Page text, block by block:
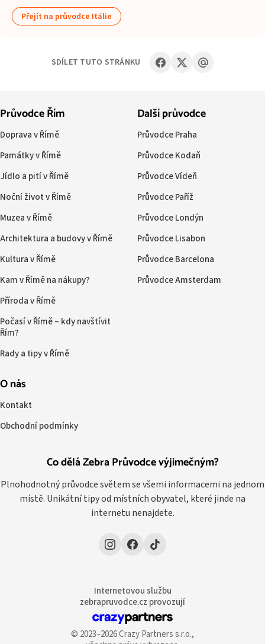
Přejít na průvodce Itálie
SDÍLET TUTO STRÁNKU
Co dělá Zebra Průvodce výjimečným?
Plnohodnotný průvodce světem se všemi informacemi na jednom
místě. Unikátní tipy od místních obyvatel, které jinde na
internetu nenajdete.
Průvodce Řím
Doprava v Římě
Památky v Římě
Jídlo a pití v Římě
Noční život v Římě
Muzea v Římě
Architektura a budovy v Římě
Kultura v Římě
Kam v Římě na nákupy?
Příroda v Římě
Počasí v Římě – kdy navštívit
Řím?
Rady a tipy v Římě
Další průvodce
Průvodce Praha
Průvodce Kodaň
Průvodce Vídeň
Průvodce Paříž
Průvodce Londýn
Průvodce Lisabon
Průvodce Barcelona
Průvodce Amsterdam
O nás
Kontakt
Obchodní podmínky
Internetovou službu
zebrapruvodce.cz provozují
© 2023–2026 Crazy Partners s.r.o.,